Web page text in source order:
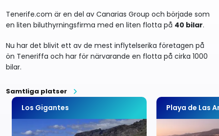
Tenerife.com är en del av Canarias Group och började som
en liten biluthyrningsfirma med en liten flotta på 40 bilar.
Nu har det blivit ett av de mest inflytelserika företagen på
ön Teneriffa och har för närvarande en flotta på cirka 1000
bilar.
Samtliga platser
Los Gigantes Playa de Las